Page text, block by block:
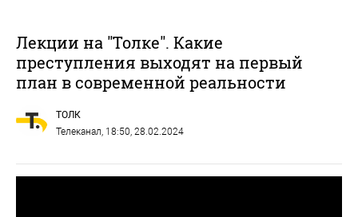
Лекции на "Толке". Какие
преступления выходят на первый
план в современной реальности
ТОЛК
Телеканал, 18:50, 28.02.2024